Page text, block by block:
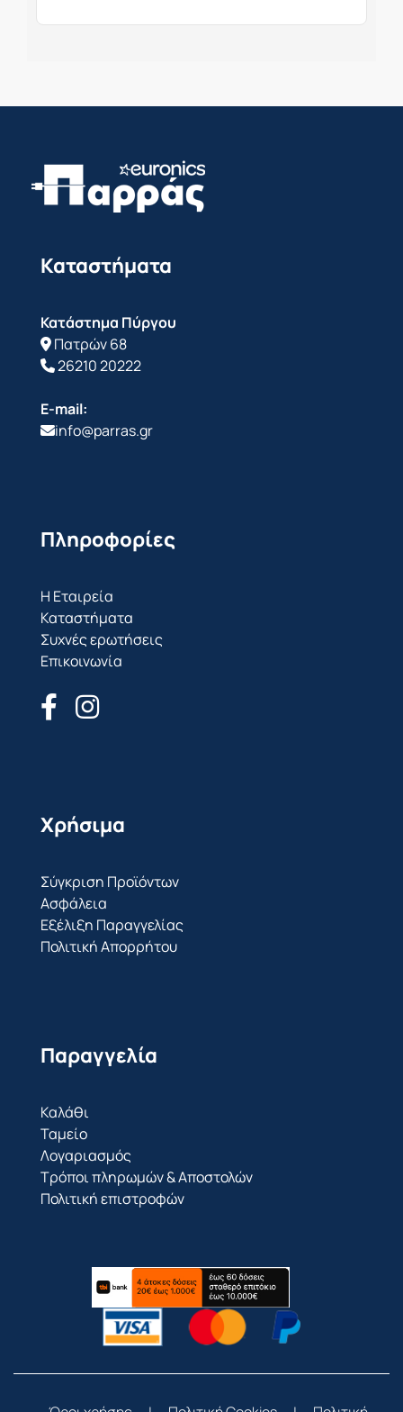
Καταστήματα
Κατάστημα Πύργου
Πατρών 68
26210 20222
E-mail:
info@parras.gr
Πληροφορίες
Η Εταιρεία
Καταστήματα
Συχνές ερωτήσεις
Επικοινωνία
Χρήσιμα
Σύγκριση Προϊόντων
Ασφάλεια
Εξέλιξη Παραγγελίας
Πολιτική Απορρήτου
Παραγγελία
Καλάθι
Ταμείο
Λογαριασμός
Τρόποι πληρωμών & Αποστολών
Πολιτική επιστροφών